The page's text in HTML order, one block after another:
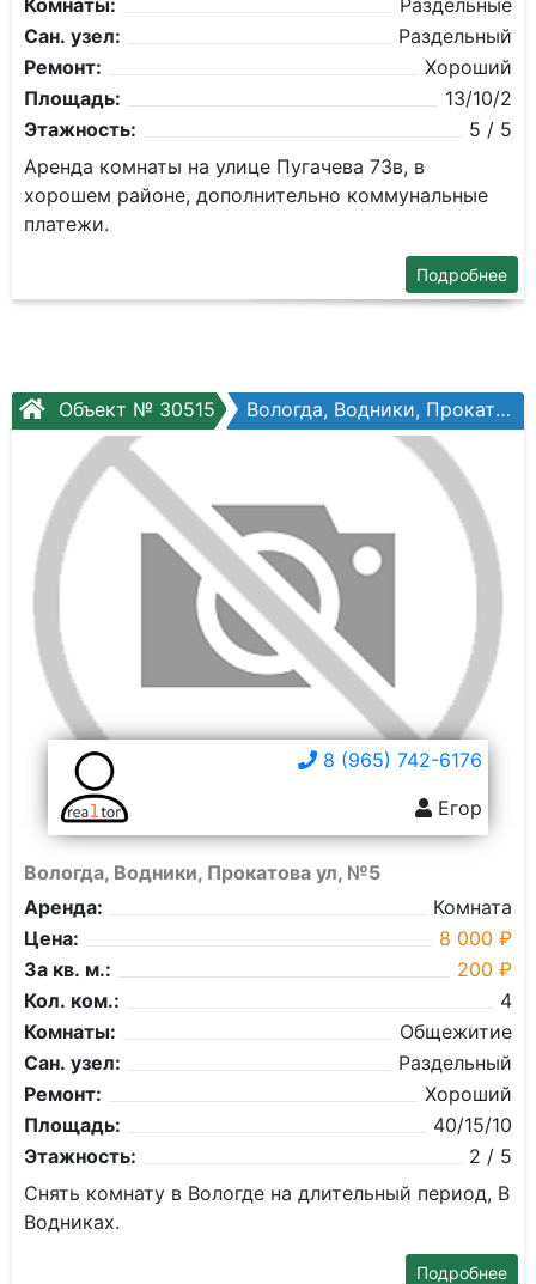
Комнаты:
Раздельные
Сан. узел:
Раздельный
Ремонт:
Хороший
Площадь:
13/10/2
Этажность:
5 / 5
Аренда комнаты на улице Пугачева 73в, в
хорошем районе, дополнительно коммунальные
платежи.
Подробнее
Объект № 30515 Вологда, Водники, Прокатова ул, №5
8 (965) 742-6176
Егор
Вологда, Водники, Прокатова ул, №5
Аренда:
Комната
Цена:
8 000 ₽
За кв. м.:
200 ₽
Кол. ком.:
4
Комнаты:
Общежитие
Сан. узел:
Раздельный
Ремонт:
Хороший
Площадь:
40/15/10
Этажность:
2 / 5
Снять комнату в Вологде на длительный период, В
Водниках.
Подробнее